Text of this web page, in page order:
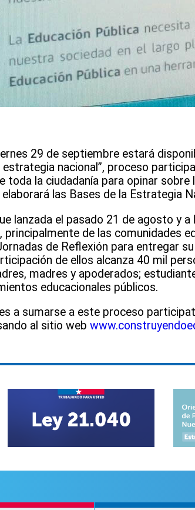
29 de septiembre estará
estrategia nacional”, proceso
toda la ciudadanía para opinar
elaborará las Bases de la Estrategia
lanzada el pasado 21 de agosto y
de las comunidades
de Reflexión para entregar
de ellos alcanza 40 mil
madres y apoderados;
educacionales públicos.
a sumarse a este proceso
al sitio web